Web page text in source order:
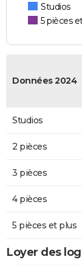
Studios
5 pièces
Données 2024
Studios
2 pièces
3 pièces
4 pièces
5 pièces et plus
Loyer des